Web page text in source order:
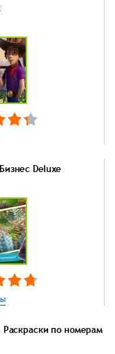
Deluxe
Раскраски по номерам